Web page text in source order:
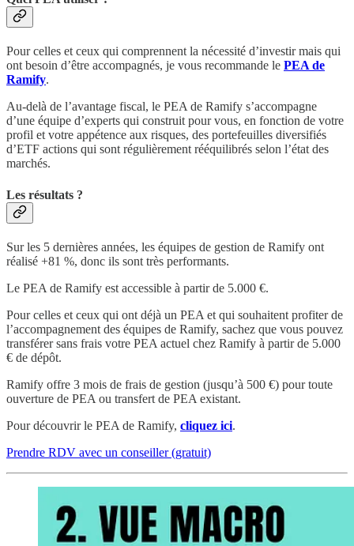
Pour celles et ceux qui comprennent la nécessité d’investir mais qui
ont besoin d’être accompagnés, je vous recommande le PEA de
Ramify.
Au-delà de l’avantage fiscal, le PEA de Ramify s’accompagne
d’une équipe d’experts qui construit pour vous, en fonction de votre
profil et votre appétence aux risques, des portefeuilles diversifiés
d’ETF actions qui sont régulièrement rééquilibrés selon l’état des
marchés.
Les résultats ?
Sur les 5 dernières années, les équipes de gestion de Ramify ont
réalisé +81 %, donc ils sont très performants.
Le PEA de Ramify est accessible à partir de 5.000 €.
Pour celles et ceux qui ont déjà un PEA et qui souhaitent profiter de
l’accompagnement des équipes de Ramify, sachez que vous pouvez
transférer sans frais votre PEA actuel chez Ramify à partir de 5.000
€ de dépôt.
Ramify offre 3 mois de frais de gestion (jusqu’à 500 €) pour toute
ouverture de PEA ou transfert de PEA existant.
Pour découvrir le PEA de Ramify, cliquez ici.
Prendre RDV avec un conseiller (gratuit)